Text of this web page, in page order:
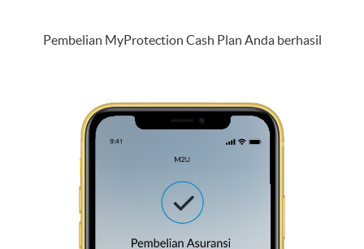
Pembelian MyProtection Cash Plan Anda berhasil